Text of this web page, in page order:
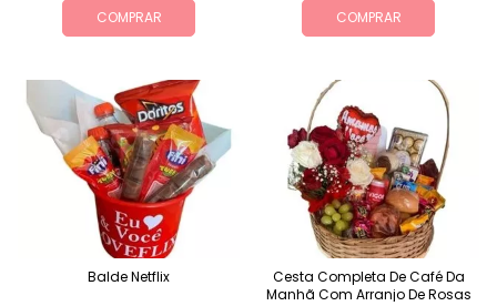
COMPRAR COMPRAR
Balde Netflix
Cesta Completa De Café Da
Manhã Com Arranjo De Rosas